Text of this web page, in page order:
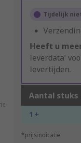
Tijdelijk
Heeft u
leverdata'
levertijden.
Aantal stuks
1 +
*prijsindicatie